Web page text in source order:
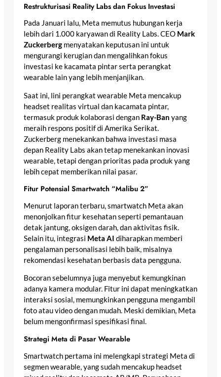
Restrukturisasi Reality Labs dan Fokus Investasi
Pada Januari lalu, Meta memutus hubungan kerja
lebih dari 1.000 karyawan di Reality Labs. CEO Mark
Zuckerberg menyatakan keputusan ini untuk
mengurangi kerugian dan mengalihkan fokus
investasi ke kacamata pintar serta perangkat
wearable lain yang lebih menjanjikan.
Saat ini, lini perangkat wearable Meta mencakup
headset realitas virtual dan kacamata pintar,
termasuk produk kolaborasi dengan Ray-Ban yang
meraih respons positif di Amerika Serikat.
Zuckerberg menekankan bahwa investasi masa
depan Reality Labs akan tetap menekankan inovasi
wearable, tetapi dengan prioritas pada produk yang
lebih cepat memberikan nilai pasar.
Fitur Potensial Smartwatch “Malibu 2”
Menurut laporan terbaru, smartwatch Meta akan
menonjolkan fitur kesehatan seperti pemantauan
detak jantung, oksigen darah, dan aktivitas fisik.
Selain itu, integrasi Meta AI diharapkan memberi
pengalaman personalisasi lebih baik, misalnya
rekomendasi kesehatan berbasis data pengguna.
Bocoran sebelumnya juga menyebut kemungkinan
adanya kamera modular. Fitur ini dapat meningkatkan
interaksi sosial, memungkinkan pengguna mengambil
foto atau video dengan mudah. Meski demikian, Meta
belum mengonfirmasi spesifikasi final.
Strategi Meta di Pasar Wearable
Smartwatch pertama ini melengkapi strategi Meta di
segmen wearable, yang sudah mencakup headset